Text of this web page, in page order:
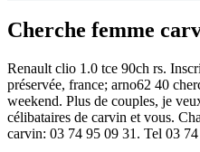
Cherche femme
Renault clio 1.0 tce 90ch rs.
préservée, france; arno62 40
weekend. Plus de couples, je
célibataires de carvin et vous.
carvin: 03 74 95 09 31. Tel 03